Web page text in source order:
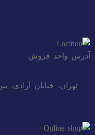
آدرس واحد فروش
تهران، خیابان آزادی،